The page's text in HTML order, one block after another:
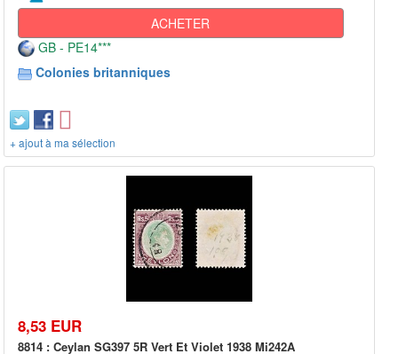
ACHETER
GB - PE14***
Colonies britanniques
+ ajout à ma sélection
8,53 EUR
8814 : Ceylan SG397 5R Vert Et Violet 1938 Mi242A